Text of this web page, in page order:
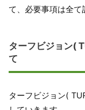
て、必要事項は全て
ターフビジョン(
て
ターフビジョン(